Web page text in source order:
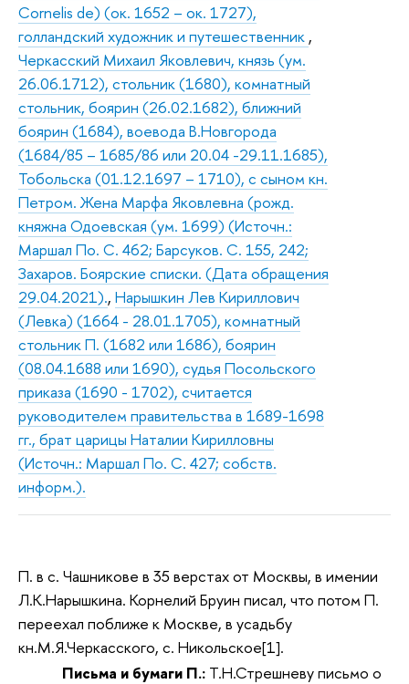
Cornelis de) (ок. 1652 – ок. 1727),
голландский художник и путешественник ,
Черкасский Михаил Яковлевич, князь (ум.
26.06.1712), стольник (1680), комнатный
стольник, боярин (26.02.1682), ближний
боярин (1684), воевода В.Новгорода
(1684/85 – 1685/86 или 20.04 -29.11.1685),
Тобольска (01.12.1697 – 1710), с сыном кн.
Петром. Жена Марфа Яковлевна (рожд.
княжна Одоевская (ум. 1699) (Источн.:
Маршал По. С. 462; Барсуков. С. 155, 242;
Захаров. Боярские списки. (Дата обращения
29.04.2021)., Нарышкин Лев Кириллович
(Левка) (1664 - 28.01.1705), комнатный
стольник П. (1682 или 1686), боярин
(08.04.1688 или 1690), судья Посольского
приказа (1690 - 1702), считается
руководителем правительства в 1689-1698
гг., брат царицы Наталии Кирилловны
(Источн.: Маршал По. С. 427; собств.
информ.).
П. в с. Чашникове в 35 верстах от Москвы, в имении
Л.К.Нарышкина. Корнелий Бруин писал, что потом П.
переехал поближе к Москве, в усадьбу
кн.М.Я.Черкасского, с. Никольское[1].
Письма и бумаги П.: Т.Н.Стрешневу письмо о